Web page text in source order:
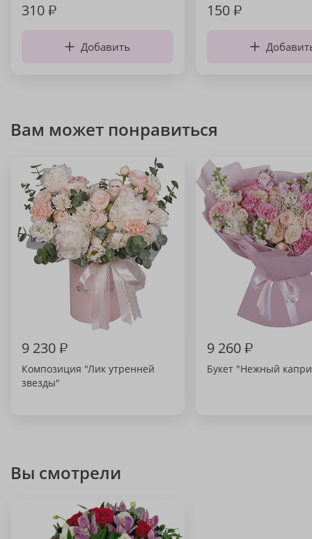
310₽
Добавить
150₽
Вам может понравиться
9 230₽
Композиция "Лик утренней
звезды"
9 260₽
Букет "Нежный
Вы смотрели